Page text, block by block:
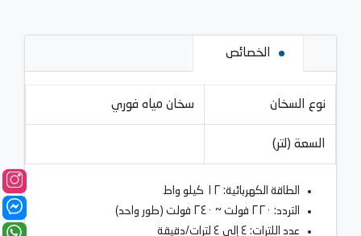
الخصائص
نوع السخان سخان مياه فوري
السعة (لتر)
الطاقة الكهربائية: ١٢ كيلو واط
التردد: ٢٢٠ فولت ~ ٢٤٠ فولت (طور واحد)
عدد اللترات: ٤ إلى ٤ لترات/دقيقة